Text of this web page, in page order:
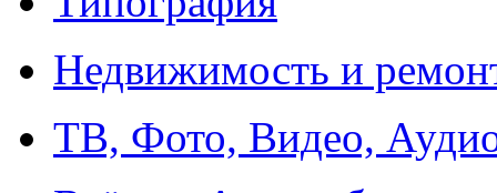
Недвижимость и
ТВ, Фото, Видео,